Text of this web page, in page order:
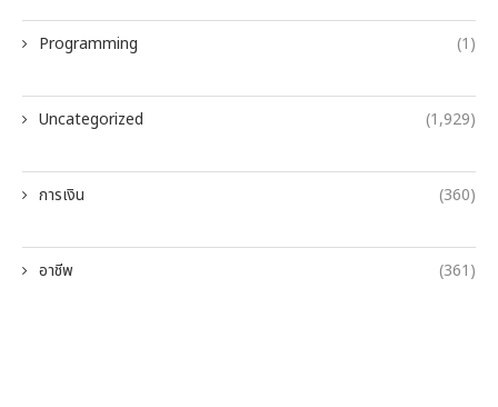
Programming (1)
Uncategorized (1,929)
การเงิน (360)
อาชีพ (361)